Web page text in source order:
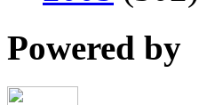
Powered by